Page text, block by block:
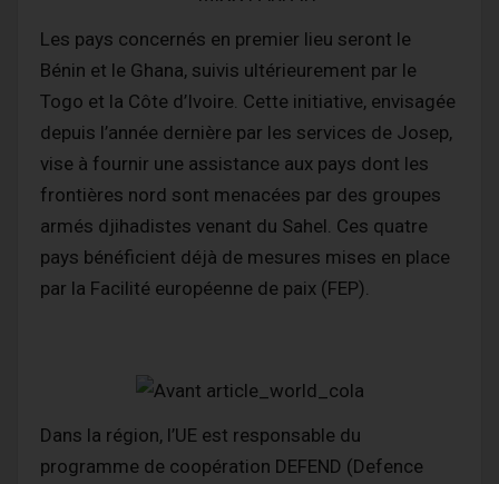
Les pays concernés en premier lieu seront le
Bénin et le Ghana, suivis ultérieurement par le
Togo et la Côte d’Ivoire. Cette initiative, envisagée
depuis l’année dernière par les services de Josep,
vise à fournir une assistance aux pays dont les
frontières nord sont menacées par des groupes
armés djihadistes venant du Sahel. Ces quatre
pays bénéficient déjà de mesures mises en place
par la Facilité européenne de paix (FEP).
Dans la région, l’UE est responsable du
programme de coopération DEFEND (Defence